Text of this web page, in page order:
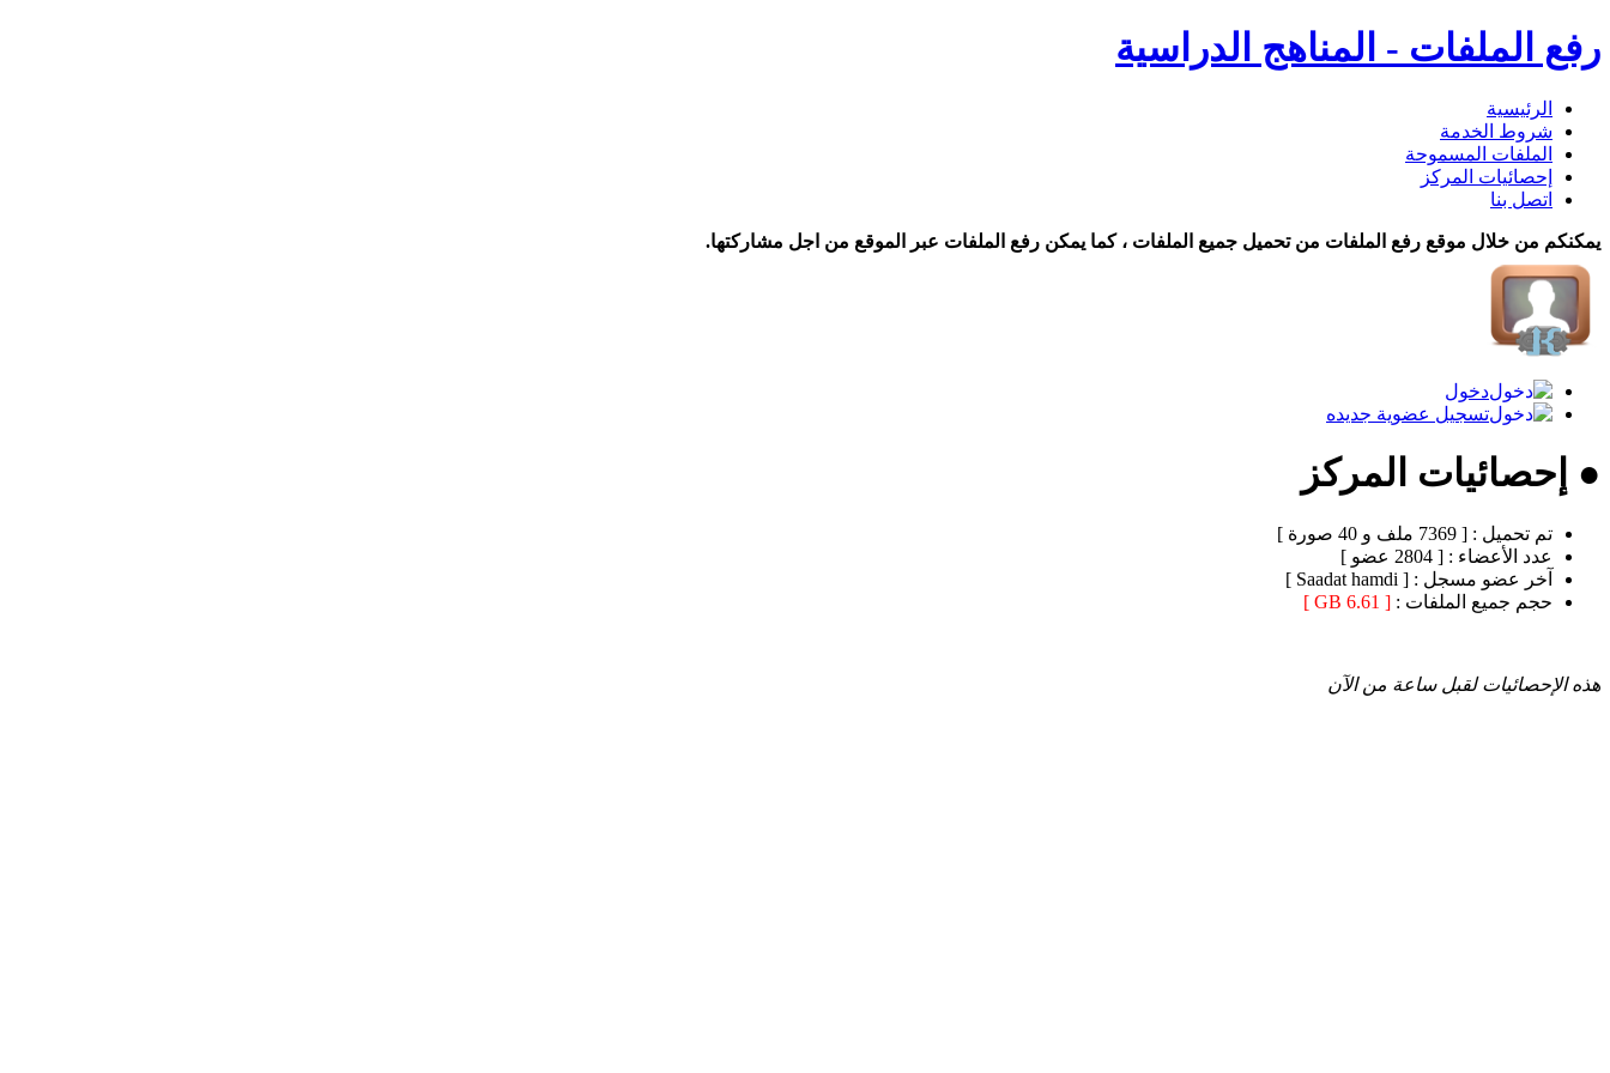
رفع الملفات - المناهج الدراسية
الرئيسية
شروط الخدمة
الملفات المسموحة
إحصائيات المركز
اتصل بنا
يمكنكم من خلال موقع رفع الملفات من تحميل جميع الملفات ، كما يمكن رفع الملفات عبر الموقع من اجل مشاركتها.
دخول
تسجيل عضوية جديده
● إحصائيات المركز
تم تحميل : [ 7369 ملف و 40 صورة ]
عدد الأعضاء : [ 2804 عضو ]
آخر عضو مسجل : [ Saadat hamdi ]
حجم جميع الملفات : [ 6.61 GB ]
هذه الإحصائيات لقبل ساعة من الآن